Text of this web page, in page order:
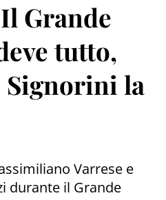
Grande
tutto,
Signorini la
Varrese e
durante il Grande